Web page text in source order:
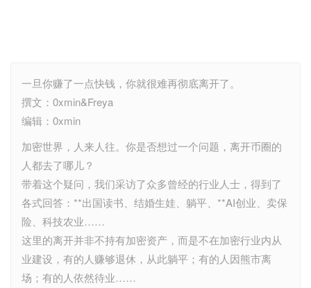
一旦你赚了一点快钱，你就很难再彻底离开了。
撰文：0xmin&Freya
编辑：0xmin
加密世界，人来人往。你是否想过一个问题，离开币圈的
人都去了哪儿？
带着这个疑问，我们采访了众多曾经的行业人士，得到了
各式回答：**出国读书、结婚生娃、躺平、**AI创业、卖保
险、科技农业……
这里的离开并非不持有加密资产，而是不在加密行业内从
业建设，有的人赚够退休，从此躺平；有的人因熊市离
场；有的人依然待业……